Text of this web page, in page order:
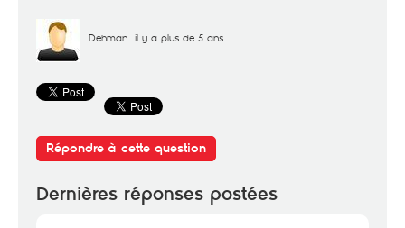
Dehman il y a plus de 5 ans
Répondre à cette question
Dernières réponses postées